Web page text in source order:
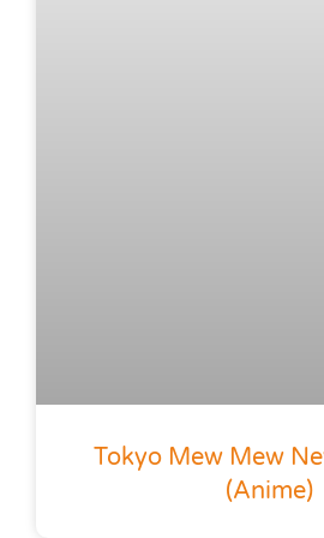
Tokyo Mew Mew
(anime)